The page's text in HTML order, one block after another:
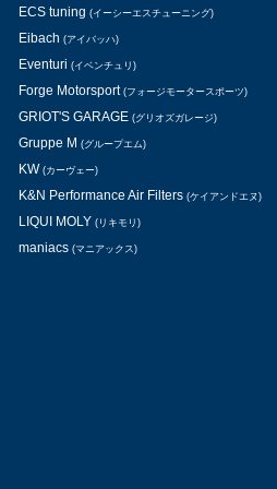
ECS tuning (イーシーエスチューニング)
Eibach (アイバッハ)
Eventuri (イベンチュリ)
Forge Motorsport (フォージモータースポーツ)
GRIOT'S GARAGE (グリオズガレージ)
Gruppe M (グループエム)
KW (カーヴェー)
K&N Performance Air Filters (ケイアンドエヌ)
LIQUI MOLY (リキモリ)
maniacs (マニアックス)